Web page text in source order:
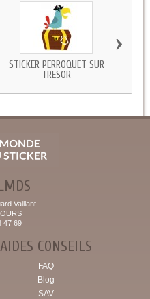
STICKER PERROQUET SUR
TRESOR
›
Vaillant
47 69
AIDES CONSEILS
FAQ
Blog
SAV